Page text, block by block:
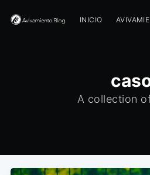
INICIO
A collection